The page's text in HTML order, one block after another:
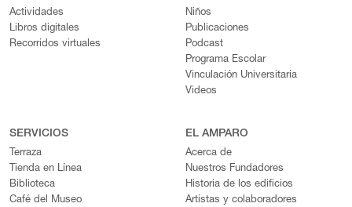
Actividades
Libros digitales
Recorridos virtuales
Niños
Publicaciones
Podcast
Programa Escolar
Vinculación Universitaria
Videos
SERVICIOS
Terraza
Tienda en Línea
Biblioteca
Café del Museo
EL AMPARO
Acerca de
Nuestros Fundadores
Historia de los edificios
Artistas y colaboradores